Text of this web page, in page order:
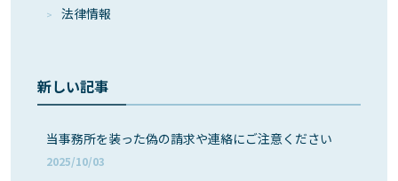
法律情報
新しい記事
当事務所を装った偽の請求や連絡にご注意ください
2025/10/03